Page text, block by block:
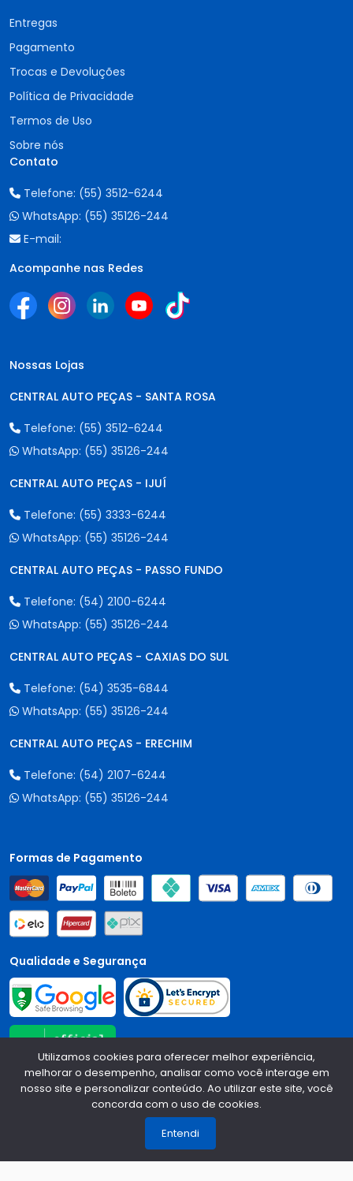
Entregas
Pagamento
Trocas e Devoluções
Política de Privacidade
Termos de Uso
Sobre nós
Contato
Telefone: (55) 3512-6244
WhatsApp: (55) 35126-244
E-mail:
Acompanhe nas Redes
Nossas Lojas
CENTRAL AUTO PEÇAS - SANTA ROSA
Telefone: (55) 3512-6244
WhatsApp: (55) 35126-244
CENTRAL AUTO PEÇAS - IJUÍ
Telefone: (55) 3333-6244
WhatsApp: (55) 35126-244
CENTRAL AUTO PEÇAS - PASSO FUNDO
Telefone: (54) 2100-6244
WhatsApp: (55) 35126-244
CENTRAL AUTO PEÇAS - CAXIAS DO SUL
Telefone: (54) 3535-6844
WhatsApp: (55) 35126-244
CENTRAL AUTO PEÇAS - ERECHIM
Telefone: (54) 2107-6244
WhatsApp: (55) 35126-244
Formas de Pagamento
Qualidade e Segurança
Central Auto Peças - CNPJ:90.196.999/0001-89
Todos os
direitos reservados.2026
Desenvolvido Por:
Utilizamos cookies para oferecer melhor experiência,
melhorar o desempenho, analisar como você interage em
nosso site e personalizar conteúdo. Ao utilizar este site, você
concorda com o uso de cookies.
Entendi